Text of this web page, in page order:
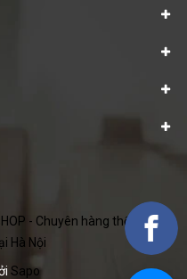
- Chuyên hàng thể thao
Hà Nội
Sapo